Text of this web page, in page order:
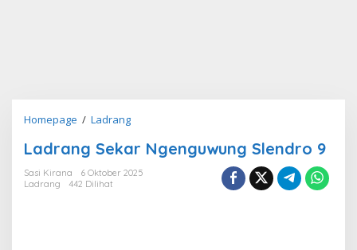
Homepage / LadrangLadrang
Ngenguwung
Slendro
Ladrang Sekar Ngenguwung Slendro 9
Sasi Kirana
6 Oktober 2025
Ladrang
442 Dilihat